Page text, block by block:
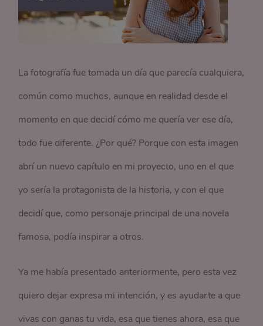
La fotografía fue tomada un día que parecía cualquiera,
común como muchos, aunque en realidad desde el
momento en que decidí cómo me quería ver ese día,
todo fue diferente. ¿Por qué? Porque con esta imagen
abrí un nuevo capítulo en mi proyecto, uno en el que
yo sería la protagonista de la historia, y con el que
decidí que, como personaje principal de una novela
famosa, podía inspirar a otros.
Ya me había presentado anteriormente, pero esta vez
quiero dejar expresa mi intención, y es ayudarte a que
vivas con ganas tu vida, esa que tienes ahora, esa que